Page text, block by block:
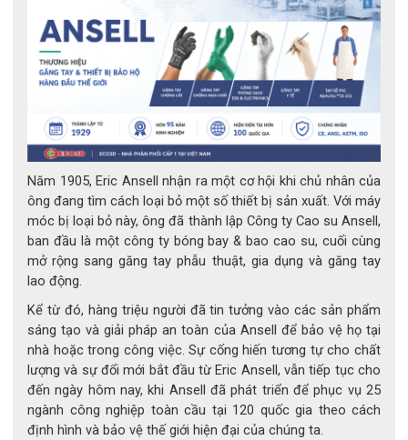
Găng tay TouchNTuff® 92-600
Năm 1905, Eric Ansell nhận ra một cơ hội khi chủ nhân của
ông đang tìm cách loại bỏ một số thiết bị sản xuất. Với máy
móc bị loại bỏ này, ông đã thành lập Công ty Cao su Ansell,
ban đầu là một công ty bóng bay & bao cao su, cuối cùng
mở rộng sang găng tay phẫu thuật, gia dụng và găng tay
lao động.
Kể từ đó, hàng triệu người đã tin tưởng vào các sản phẩm
sáng tạo và giải pháp an toàn của Ansell để bảo vệ họ tại
nhà hoặc trong công việc. Sự cống hiến tương tự cho chất
lượng và sự đổi mới bắt đầu từ Eric Ansell, vẫn tiếp tục cho
đến ngày hôm nay, khi Ansell đã phát triển để phục vụ 25
ngành công nghiệp toàn cầu tại 120 quốc gia theo cách
định hình và bảo vệ thế giới hiện đại của chúng ta.